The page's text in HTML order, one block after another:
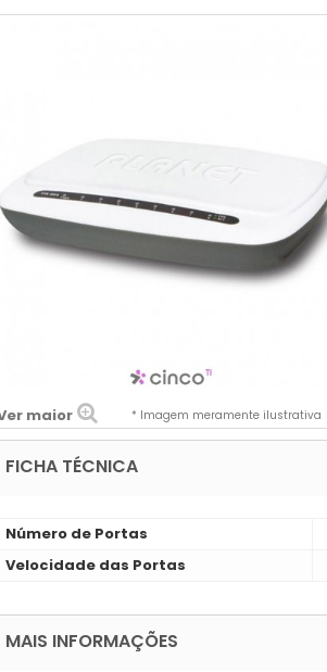
maior * Imagem meramente ilustrativa
FICHA TÉCNICA
Número de Portas
Velocidade das Portas
MAIS INFORMAÇÕES